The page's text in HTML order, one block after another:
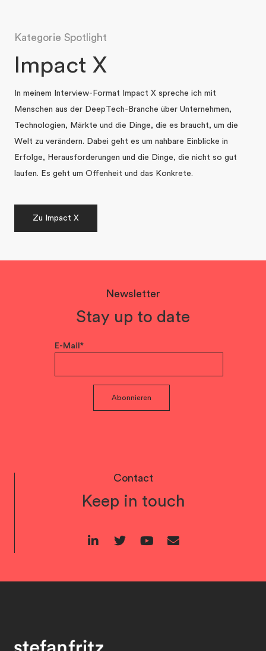
Kategorie Spotlight
Impact X
In meinem Interview-Format Impact X spreche ich mit
Menschen aus der DeepTech-Branche über Unternehmen,
Technologien, Märkte und die Dinge, die es braucht, um die
Welt zu verändern. Dabei geht es um nahbare Einblicke in
Erfolge, Herausforderungen und die Dinge, die nicht so gut
laufen. Es geht um Offenheit und das Konkrete.
Zu Impact X
Newsletter
Stay up to date
E-Mail*
Abonnieren
Contact
Keep in touch